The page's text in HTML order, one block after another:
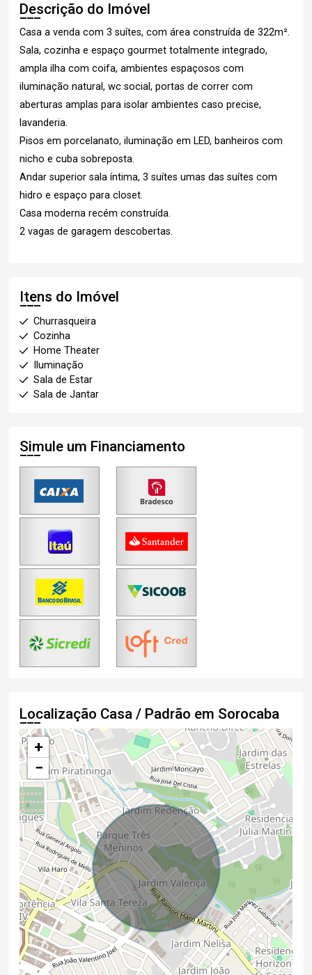
Descrição do Imóvel
Casa a venda com 3 suítes, com área construída de 322m².
Sala, cozinha e espaço gourmet totalmente integrado,
ampla ilha com coifa, ambientes espaçosos com
iluminação natural, wc social, portas de correr com
aberturas amplas para isolar ambientes caso precise,
lavanderia.
Pisos em porcelanato, iluminação em LED, banheiros com
nicho e cuba sobreposta.
Andar superior sala íntima, 3 suítes umas das suítes com
hidro e espaço para closet.
Casa moderna recém construída.
2 vagas de garagem descobertas.
Itens do Imóvel
Churrasqueira
Cozinha
Home Theater
Iluminação
Sala de Estar
Sala de Jantar
Simule um Financiamento
Localização Casa / Padrão em Sorocaba
+
−